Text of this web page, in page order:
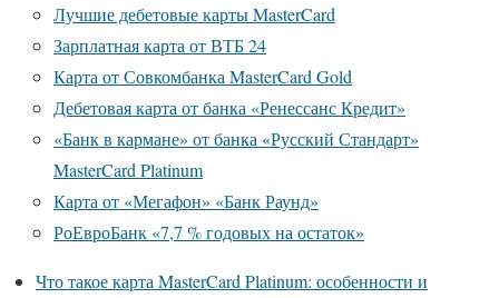
Лучшие дебетовые карты MasterCard
Зарплатная карта от ВТБ 24
Карта от Совкомбанка MasterCard Gold
Дебетовая карта от банка «Ренессанс Кредит»
«Банк в кармане» от банка «Русский Стандарт»
MasterCard Platinum
Карта от «Мегафон» «Банк Раунд»
РоЕвроБанк «7,7 % годовых на остаток»
Что такое карта MasterCard Platinum: особенности и